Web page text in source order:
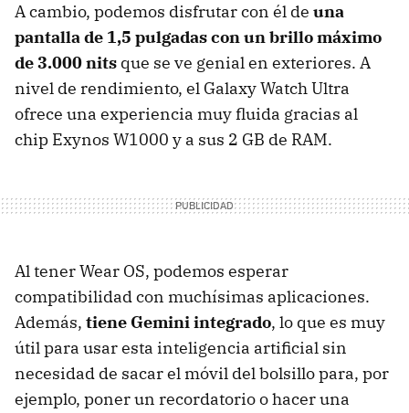
A cambio, podemos disfrutar con él de una
pantalla de 1,5 pulgadas con un brillo máximo
de 3.000 nits que se ve genial en exteriores. A
nivel de rendimiento, el Galaxy Watch Ultra
ofrece una experiencia muy fluida gracias al
chip Exynos W1000 y a sus 2 GB de RAM.
Al tener Wear OS, podemos esperar
compatibilidad con muchísimas aplicaciones.
Además, tiene Gemini integrado, lo que es muy
útil para usar esta inteligencia artificial sin
necesidad de sacar el móvil del bolsillo para, por
ejemplo, poner un recordatorio o hacer una